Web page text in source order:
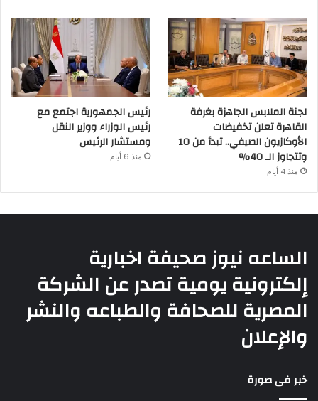
لجنة الملابس الجاهزة بغرفة
القاهرة تعلن تخفيضات
الأوكازيون الصيفي.. تبدأ من 10
وتتجاوز الـ 40%
منذ 4 أيام
رئيس الجمهورية اجتمع مع
رئيس الوزراء ووزير النقل
ومستشار الرئيس
منذ 6 أيام
الساعه نيوز صحيفة اخبارية
إلكترونية يومية تصدر عن الشركة
المصرية للصحافة والطباعه والنشر
والإعلان
خبر فى صورة